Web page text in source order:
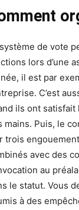
de vote
lors d’une
il est par
C’est
ils ont satisfait
mains. Puis, le
trois engouements
avec des
au
le statut. Vous
à des